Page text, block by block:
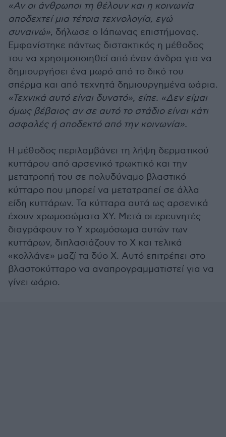
«Αν οι άνθρωποι τη θέλουν και η κοινωνία
αποδεχτεί μια τέτοια τεχνολογία, εγώ
συναινώ», δήλωσε ο Ιάπωνας επιστήμονας.
Εμφανίστηκε πάντως διστακτικός η μέθοδος
του να χρησιμοποιηθεί από έναν άνδρα για να
δημιουργήσει ένα μωρό από το δικό του
σπέρμα και από τεχνητά δημιουργημένα ωάρια.
«Τεχνικά αυτό είναι δυνατό», είπε. «Δεν είμαι
όμως βέβαιος αν σε αυτό το στάδιο είναι κάτι
ασφαλές ή αποδεκτό από την κοινωνία».
Η μέθοδος περιλαμβάνει τη λήψη δερματικού
κυττάρου από αρσενικό τρωκτικό και την
μετατροπή του σε πολυδύναμο βλαστικό
κύτταρο που μπορεί να μετατραπεί σε άλλα
είδη κυττάρων. Τα κύτταρα αυτά ως αρσενικά
έχουν χρωμοσώματα ΧΥ. Μετά οι ερευνητές
διαγράφουν το Υ χρωμόσωμα αυτών των
κυττάρων, διπλασιάζουν το Χ και τελικά
«κολλάνε» μαζί τα δύο Χ. Αυτό επιτρέπει στο
βλαστοκύτταρο να αναπρογραμματιστεί για να
γίνει ωάριο.